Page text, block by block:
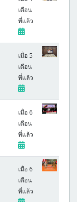
เดือน
ที่แล้ว
เมื่อ 5
เดือน
ที่แล้ว
เมื่อ 6
เดือน
ที่แล้ว
เมื่อ 6
เดือน
ที่แล้ว